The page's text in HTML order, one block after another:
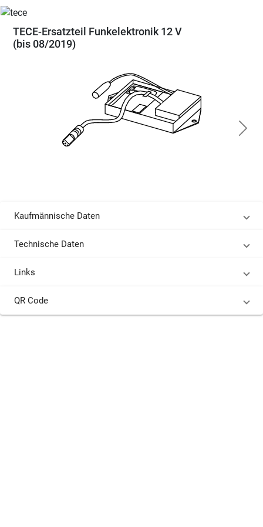
TECE-Ersatzteil Funkelektronik 12 V
(bis 08/2019)
Kaufmännische Daten
Technische Daten
Links
QR Code